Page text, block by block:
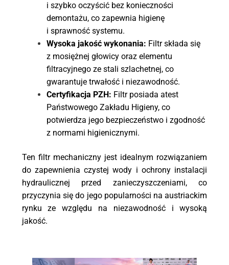
i szybko oczyścić bez konieczności
demontażu, co zapewnia higienę
i sprawność systemu.
Wysoka jakość wykonania: Filtr składa się
z mosiężnej głowicy oraz elementu
filtracyjnego ze stali szlachetnej, co
gwarantuje trwałość i niezawodność.
Certyfikacja PZH: Filtr posiada atest
Państwowego Zakładu Higieny, co
potwierdza jego bezpieczeństwo i zgodność
z normami higienicznymi.
Ten filtr mechaniczny jest idealnym rozwiązaniem
do zapewnienia czystej wody i ochrony instalacji
hydraulicznej przed zanieczyszczeniami, co
przyczynia się do jego popularności na austriackim
rynku ze względu na niezawodność i wysoką
jakość.